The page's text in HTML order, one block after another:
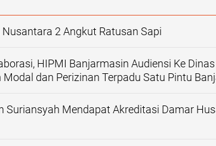
2 Angkut Ratusan Sapi
HIPMI Banjarmasin Audiensi Ke Dinas
Modal dan Perizinan Terpadu Satu Pintu
Suriansyah Mendapat Akreditasi Damar